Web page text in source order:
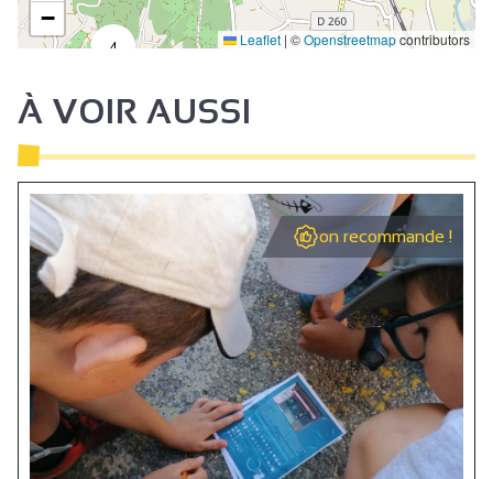
4
−
Leaflet | ©Openstreetmapcontributors
À VOIR AUSSI
on recommande !